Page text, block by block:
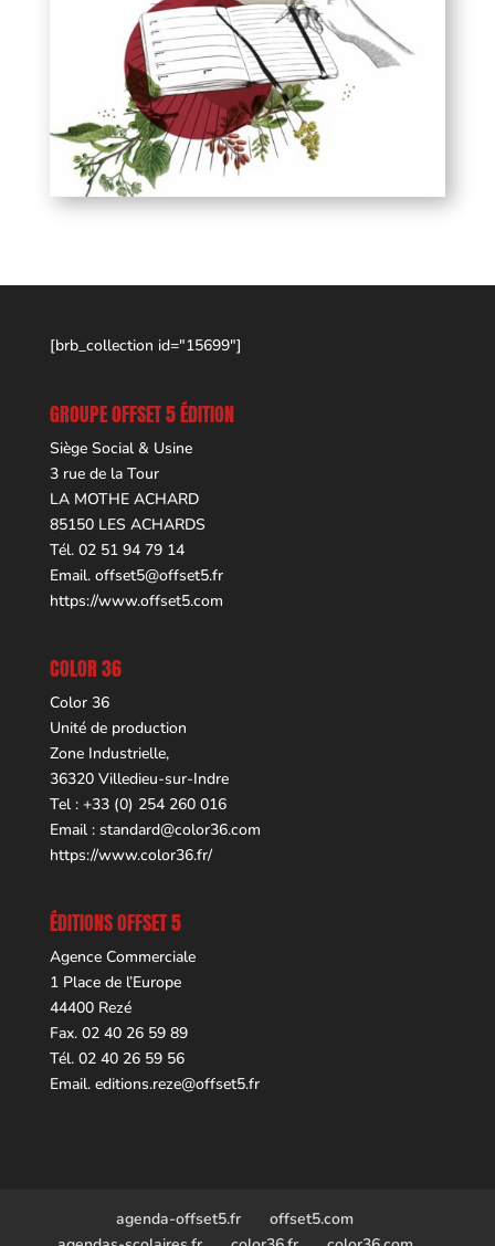
[brb_collection id="15699"]
GROUPE OFFSET 5 ÉDITION
Siège Social & Usine
3 rue de la Tour
LA MOTHE ACHARD
85150 LES ACHARDS
Tél. 02 51 94 79 14
Email. offset5@offset5.fr
https://www.offset5.com
COLOR 36
Color 36
Unité de production
Zone Industrielle,
36320 Villedieu-sur-Indre
Tel : +33 (0) 254 260 016
Email : standard@color36.com
https://www.color36.fr/
ÉDITIONS OFFSET 5
Agence Commerciale
1 Place de l’Europe
44400 Rezé
Fax. 02 40 26 59 89
Tél. 02 40 26 59 56
Email. editions.reze@offset5.fr
agenda-offset5.fr
offset5.com